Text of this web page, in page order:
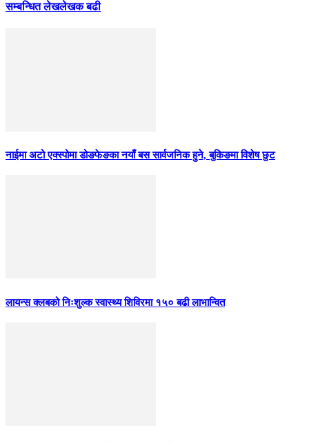
सम्बन्धित लेखलेखक बढी
नाईमा अटो एक्स्पोमा डोङफेङका नयाँ बस सार्वजनिक हुने, बुकिङमा विशेष छुट
लायन्स क्लबको निःशुल्क स्वास्थ्य शिविरमा १५० बढी लाभान्वित